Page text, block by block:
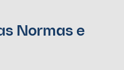
Normas e